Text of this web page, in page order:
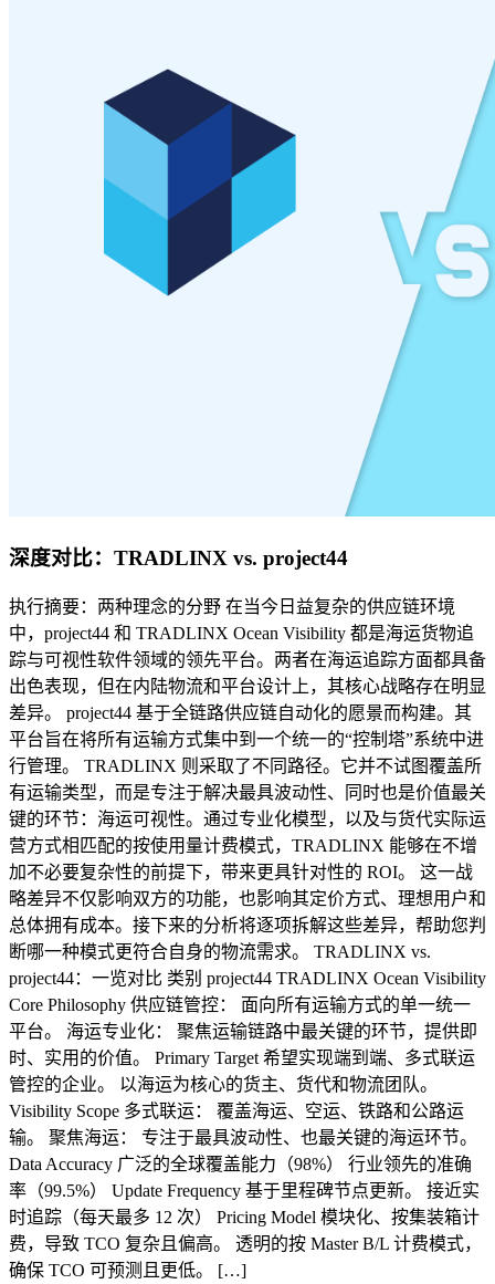
深度对比：TRADLINX vs. project44
执行摘要：两种理念的分野 在当今日益复杂的供应链环境
中，project44 和 TRADLINX Ocean Visibility 都是海运货物追
踪与可视性软件领域的领先平台。两者在海运追踪方面都具备
出色表现，但在内陆物流和平台设计上，其核心战略存在明显
差异。 project44 基于全链路供应链自动化的愿景而构建。其
平台旨在将所有运输方式集中到一个统一的“控制塔”系统中进
行管理。 TRADLINX 则采取了不同路径。它并不试图覆盖所
有运输类型，而是专注于解决最具波动性、同时也是价值最关
键的环节：海运可视性。通过专业化模型，以及与货代实际运
营方式相匹配的按使用量计费模式，TRADLINX 能够在不增
加不必要复杂性的前提下，带来更具针对性的 ROI。 这一战
略差异不仅影响双方的功能，也影响其定价方式、理想用户和
总体拥有成本。接下来的分析将逐项拆解这些差异，帮助您判
断哪一种模式更符合自身的物流需求。 TRADLINX vs.
project44：一览对比 类别 project44 TRADLINX Ocean Visibility
Core Philosophy 供应链管控： 面向所有运输方式的单一统一
平台。 海运专业化： 聚焦运输链路中最关键的环节，提供即
时、实用的价值。 Primary Target 希望实现端到端、多式联运
管控的企业。 以海运为核心的货主、货代和物流团队。
Visibility Scope 多式联运： 覆盖海运、空运、铁路和公路运
输。 聚焦海运： 专注于最具波动性、也最关键的海运环节。
Data Accuracy 广泛的全球覆盖能力（98%） 行业领先的准确
率（99.5%） Update Frequency 基于里程碑节点更新。 接近实
时追踪（每天最多 12 次） Pricing Model 模块化、按集装箱计
费，导致 TCO 复杂且偏高。 透明的按 Master B/L 计费模式，
确保 TCO 可预测且更低。 […]